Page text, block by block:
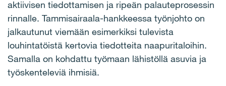
aktiivisen tiedottamisen ja ripeän palauteprosessin
rinnalle. Tammisairaala-hankkeessa työnjohto on
jalkautunut viemään esimerkiksi tulevista
louhintatöistä kertovia tiedotteita naapuritaloihin.
Samalla on kohdattu työmaan lähistöllä asuvia ja
työskenteleviä ihmisiä.